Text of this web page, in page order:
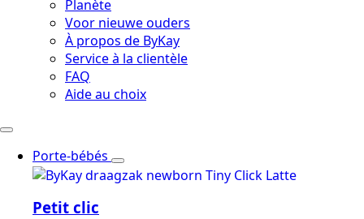
Planète
Voor nieuwe ouders
À propos de ByKay
Service à la clientèle
FAQ
Aide au choix
Porte-bébés
Petit clic